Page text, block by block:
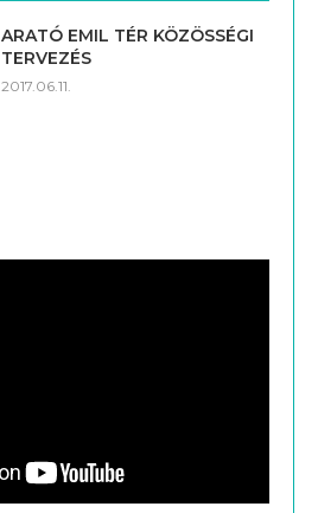
ARATÓ EMIL TÉR KÖZÖSSÉGI
TERVEZÉS
2017.06.11.